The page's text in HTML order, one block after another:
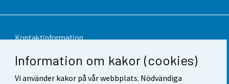
Information om kakor (cookies)
Vi använder kakor på vår webbplats. Nödvändiga
Kontaktinformation
Respons
Användarvillkor